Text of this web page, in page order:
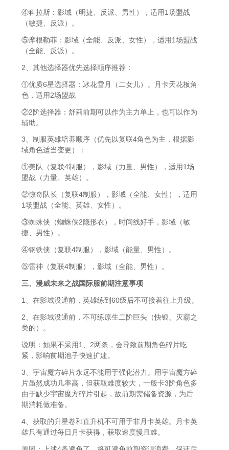
④科拉斯：影域（明捷、反派、男性），适用1场盟战
（敏捷、反派）。
⑤摩根勒菲：影域（全能、反派、女性），适用1场盟战
（全能、反派）。
2、其他选择器优先选择顺序推荐：
①优质6星选择器：冰花雪月（二女儿）。月卡天花板角
色，适用2场盟战
②2阶选择器：舒莉前期可以作为主力单上，也可以作为
辅助。
3、制服英雄培养顺序（优先以复联4角色为主，根据影
域角色适当变更）：
①美队（复联4制服），影域（力量、男性），适用1场
盟战（力量、英雄）。
②惊奇队长（复联4制服），影域（全能、女性），适用
1场盟战（全能、英雄、女性）。
③蜘蛛侠（蜘蛛侠2隐形衣），时间线好手，影域（敏
捷、男性）。
④钢铁侠（复联4制服），影域（能量、男性）。
⑤雷神（复联4制服），影域（全能、男性）。
三、漫威未来之战国际服前期注意事项
1、在影域没通前，英雄练到60级后不可接着往上升级。
2、在影域没通前，不可练原生二阶巨头（快银、灭霸之
类的）。
说明：如果不采用1、2两条，会导致前期角色碎片吃
紧，影响前期池子快速扩建。
3、宇宙魔方碎片永远不能用于强化潜力。用宇宙魔方碎
片虽然成功几率高，但获取难度较大，一般卡3阶角色多
由于缺少宇宙魔方碎片引起，故前期需储备资源，为后
期消耗做准备。
4、获取的升星卷和直升机不可用于非月卡英雄。月卡英
雄只有通过每日月卡获得，获取速度慢且难。